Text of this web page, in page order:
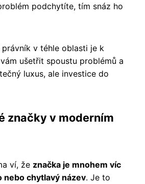
podchytíte, tím snáz ho
v téhle oblasti je k
ušetřit spoustu problémů a
luxus, ale investice do
značky v moderním
ví, že značka je mnohem víc
nebo chytlavý název. Je to